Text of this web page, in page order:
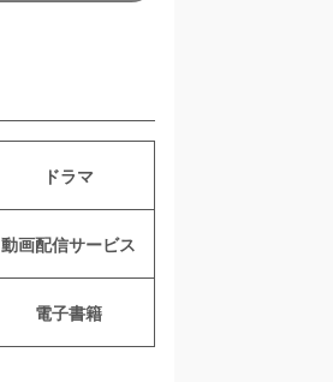
ドラマ
動画配信サービス
電子書籍